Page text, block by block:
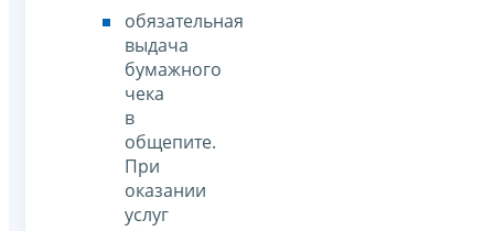
обязательная
выдача
бумажного
чека
в
общепите.
При
оказании
услуг